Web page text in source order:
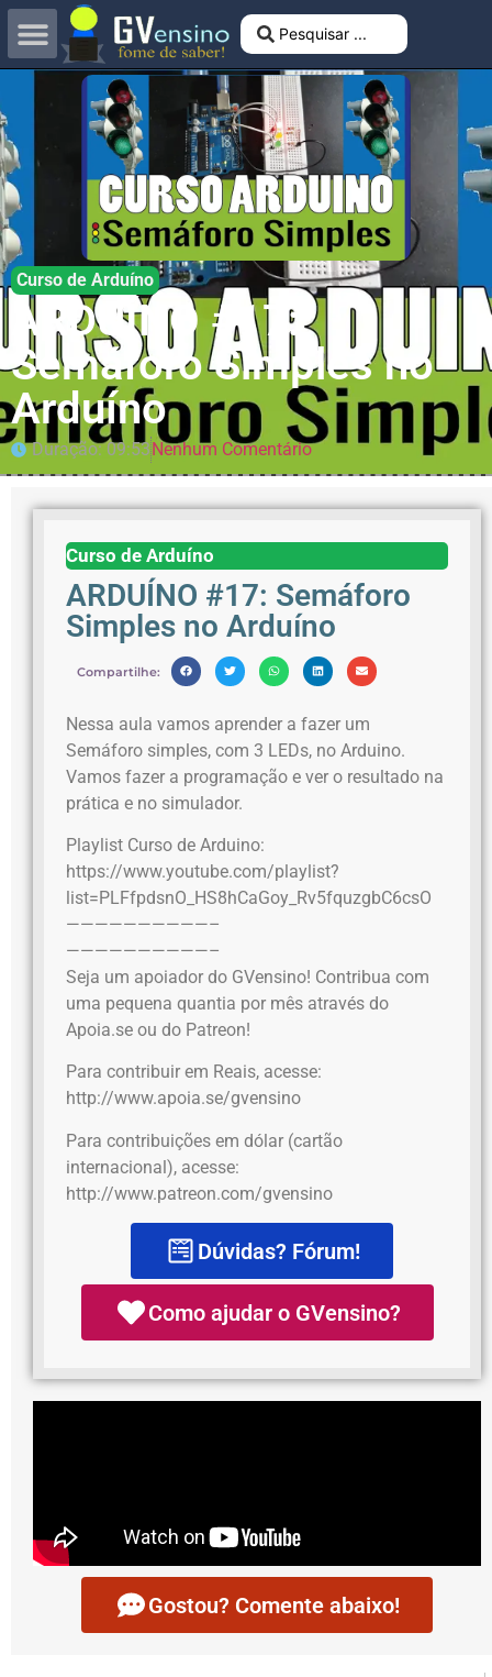
Curso de Arduíno
ARDUÍNO #17:
Semáforo Simples no
Arduíno
Duração: 09:53Nenhum Comentário
Curso de Arduíno
ARDUÍNO #17: Semáforo
Simples no Arduíno
Compartilhe:
Nessa aula vamos aprender a fazer um
Semáforo simples, com 3 LEDs, no Arduino.
Vamos fazer a programação e ver o resultado na
prática e no simulador.
Playlist Curso de Arduino:
https://www.youtube.com/playlist?
list=PLFfpdsnO_HS8hCaGoy_Rv5fquzgbC6csO
——————————–
——————————–
Seja um apoiador do GVensino! Contribua com
uma pequena quantia por mês através do
Apoia.se ou do Patreon!
Para contribuir em Reais, acesse:
http://www.apoia.se/gvensino
Para contribuições em dólar (cartão
internacional), acesse:
http://www.patreon.com/gvensino
Dúvidas? Fórum!
Como ajudar o GVensino?
Gostou? Comente abaixo!